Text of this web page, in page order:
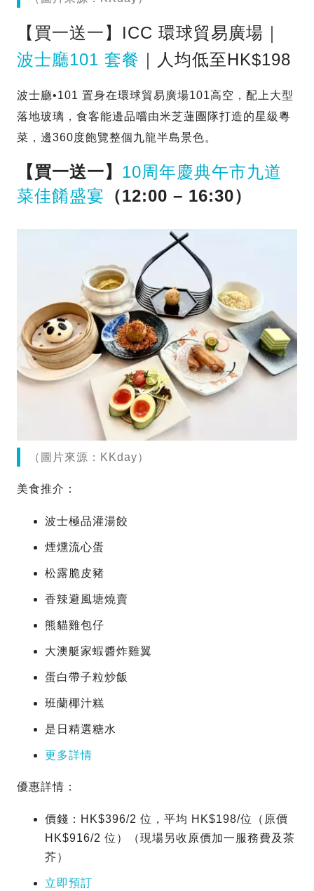
【買一送一】ICC 環球貿易廣場｜
波士廳101 套餐 ｜人均低至HK$198
波士廳•101 置身在環球貿易廣場101高空，配上大型
落地玻璃，食客能邊品嚐由米芝蓮團隊打造的星級粵
菜，邊360度飽覽整個九龍半島景色。
【買一送一】 10周年慶典午市九道
菜佳餚盛宴 （12:00 – 16:30）
（圖片來源：KKday）
美食推介：
波士極品灌湯餃
煙燻流心蛋
松露脆皮豬
香辣避風塘燒賣
熊貓雞包仔
大澳艇家蝦醬炸雞翼
蛋白帶子粒炒飯
班蘭椰汁糕
是日精選糖水
更多詳情
優惠詳情：
價錢：HK$396/2 位，平均 HK$198/位（原價
HK$916/2 位）（現場另收原價加一服務費及茶
芥）
立即預訂